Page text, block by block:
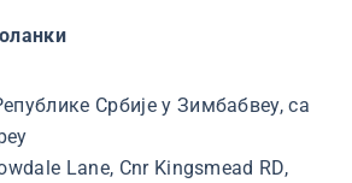
Србије у Зимбабвеу, са
Lane, Cnr Kingsmead RD,